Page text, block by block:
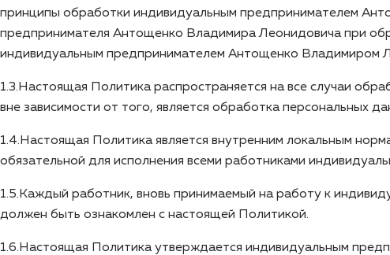
принципы обработки индивидуальным предпринимателем
предпринимателя Антощенко Владимира Леонидовича при
индивидуальным предпринимателем Антощенко Владимиром
1.3.Настоящая Политика распространяется на все случаи
вне зависимости от того, является обработка персональных
1.4.Настоящая Политика является внутренним локальным
обязательной для исполнения всеми работниками
1.5.Каждый работник, вновь принимаемый на работу к
должен быть ознакомлен с настоящей Политикой.
1.6.Настоящая Политика утверждается индивидуальным